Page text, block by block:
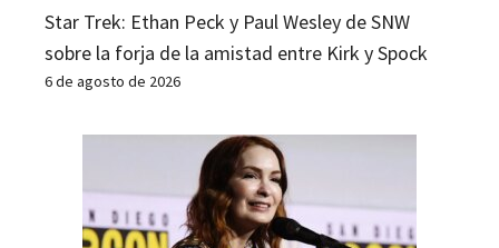
Star Trek: Ethan Peck y Paul Wesley de SNW
sobre la forja de la amistad entre Kirk y Spock
6 de agosto de 2026